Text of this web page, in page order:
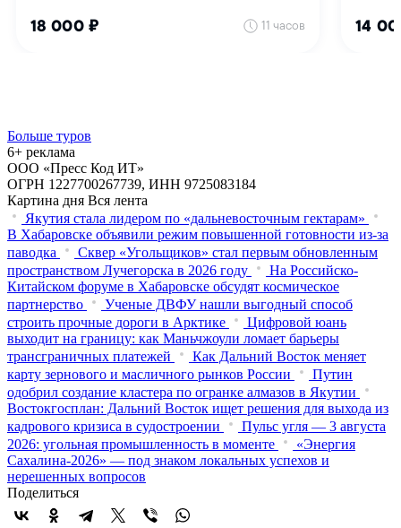
Больше туров
6+ реклама
ООО «Пресс Код ИТ»
ОГРН 1227700267739, ИНН 9725083184
Картина дня Вся лента
Якутия стала лидером по «дальневосточным гектарам»
В Хабаровске объявили режим повышенной готовности из‑за
паводка
Сквер «Угольщиков» стал первым обновленным
пространством Лучегорска в 2026 году
На Российско-
Китайском форуме в Хабаровске обсудят космическое
партнерство
Ученые ДВФУ нашли выгодный способ
строить прочные дороги в Арктике
Цифровой юань
выходит на границу: как Маньчжоули ломает барьеры
трансграничных платежей
Как Дальний Восток меняет
карту зернового и масличного рынков России
Путин
одобрил создание кластера по огранке алмазов в Якутии
Востокгосплан: Дальний Восток ищет решения для выхода из
кадрового кризиса в судостроении
Пульс угля — 3 августа
2026: угольная промышленность в моменте
«Энергия
Сахалина-2026» — под знаком локальных успехов и
нерешенных вопросов
Поделиться